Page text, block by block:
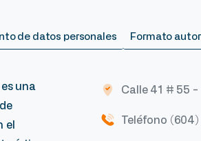
de datos personales Formato
una
el
Calle 41 # 55
Teléfono